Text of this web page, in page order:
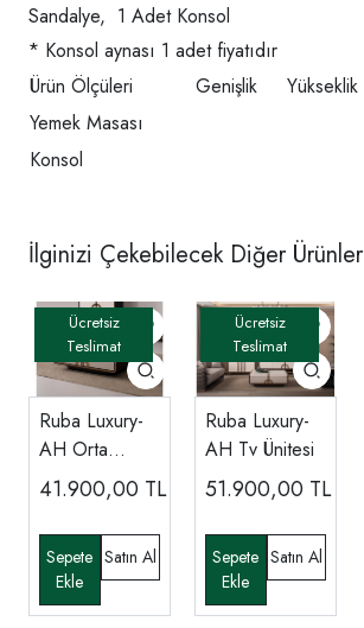
Sandalye, 1 Adet Konsol
* Konsol aynası 1 adet fiyatıdır
Ürün Ölçüleri
Genişlik Yükseklik
Yemek Masası
Konsol
İlginizi Çekebilecek Diğer Ürünler
Ruba Luxury-
AH Orta
Sehpa
41.900,00 TL
Ruba Luxury-
AH Tv Ünitesi
51.900,00 TL